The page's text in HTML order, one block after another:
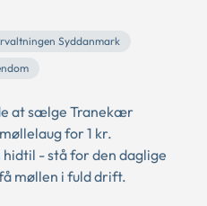
Syddanmark
at sælge Tranekær
for 1 kr.
- stå for den daglige
møllen i fuld drift.